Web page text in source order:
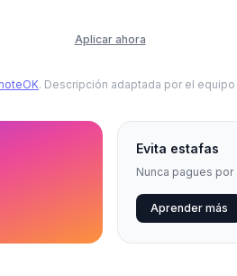
Aplicar ahora
. Descripción adaptada por el
Evita estafas
Nunca pagues
Aprender más